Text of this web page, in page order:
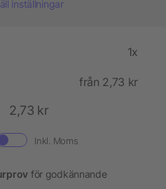
inställningar
1x
från 2,73 kr
2,73 kr
Inkl. Moms
för godkännande